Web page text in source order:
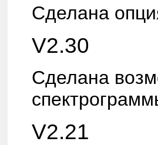
Сделана
V2.30
Сделана
V2.21